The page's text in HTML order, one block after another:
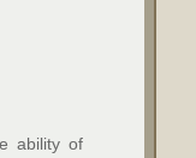
ability of